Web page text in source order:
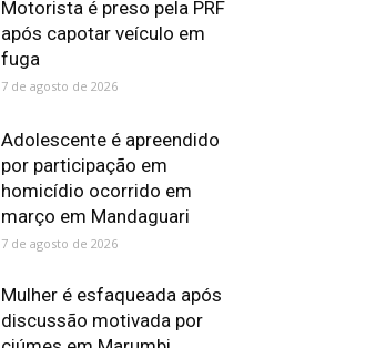
Motorista é preso pela PRF
após capotar veículo em
fuga
7 de agosto de 2026
Adolescente é apreendido
por participação em
homicídio ocorrido em
março em Mandaguari
7 de agosto de 2026
Mulher é esfaqueada após
discussão motivada por